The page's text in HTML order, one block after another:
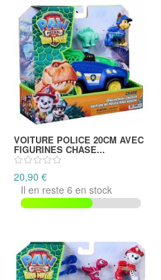
VOITURE POLICE 20CM AVEC
FIGURINES CHASE...
20,90 €
Il en reste 6 en stock